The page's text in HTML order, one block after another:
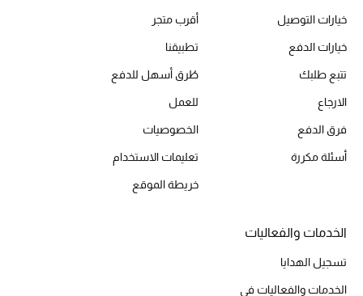
خيارات التوصيل
خيارات الدفع
تتبع طلبك
الارجاع
فرق الدفع
أسئلة مكررة
أقرب متجر
تطبيقنا
طُرق أسهل للدفع
للعمل
الخصوصيات
تعليمات الاستخدام
خريطة الموقع
الخدمات والفعاليات
تسجيل الهدايا
الخدمات والفعاليات في